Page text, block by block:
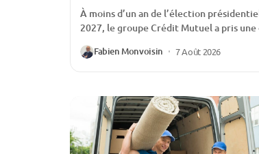
À moins d’un an de l’élection
2027, le groupe Crédit Mutuel a pris une
Fabien Monvoisin 7 Août 2026